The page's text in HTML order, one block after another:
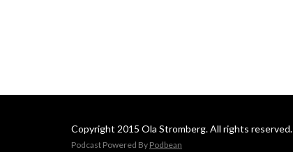
Copyright 2015 Ola Stromberg. All rights reserved.
Podcast Powered By Podbean